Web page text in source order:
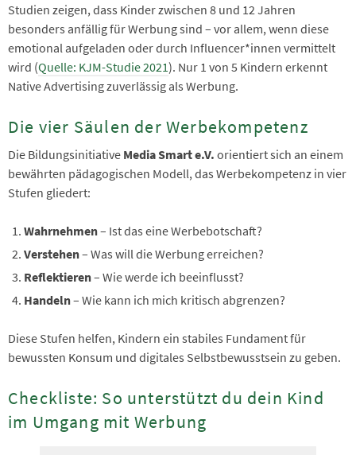
Studien zeigen, dass Kinder zwischen 8 und 12 Jahren
besonders anfällig für Werbung sind – vor allem, wenn diese
emotional aufgeladen oder durch Influencer*innen vermittelt
wird (Quelle: KJM-Studie 2021). Nur 1 von 5 Kindern erkennt
Native Advertising zuverlässig als Werbung.
Die vier Säulen der Werbekompetenz
Die Bildungsinitiative Media Smart e.V. orientiert sich an einem
bewährten pädagogischen Modell, das Werbekompetenz in vier
Stufen gliedert:
Wahrnehmen– Ist das eine Werbebotschaft?
Verstehen– Was will die Werbung erreichen?
Reflektieren– Wie werde ich beeinflusst?
Handeln– Wie kann ich mich kritisch abgrenzen?
Diese Stufen helfen, Kindern ein stabiles Fundament für
bewussten Konsum und digitales Selbstbewusstsein zu geben.
Checkliste: So unterstützt du dein Kind
im Umgang mit Werbung